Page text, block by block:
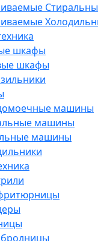
шкафы
шкафы
машины
машины
машины